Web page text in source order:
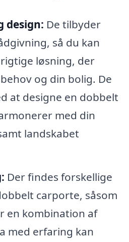
design: De tilbyder
så du kan
løsning, der
og din bolig. De
at designe en dobbelt
med din
landskabet
Der findes forskellige
carporte, såsom
en kombination af
med erfaring kan